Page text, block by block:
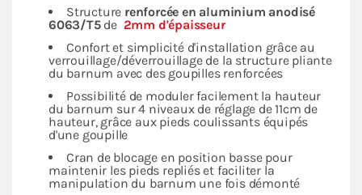
Structure renforcée en aluminium anodisé
6063/T5 de 2mm d'épaisseur
Confort et simplicité d'installation grâce au
verrouillage/déverrouillage de la structure pliante
du barnum avec des goupilles renforcées
Possibilité de moduler facilement la hauteur
du barnum sur 4 niveaux de réglage de 11cm de
hauteur, grâce aux pieds coulissants équipés
d'une goupille
Cran de blocage en position basse pour
maintenir les pieds repliés et faciliter la
manipulation du barnum une fois démonté